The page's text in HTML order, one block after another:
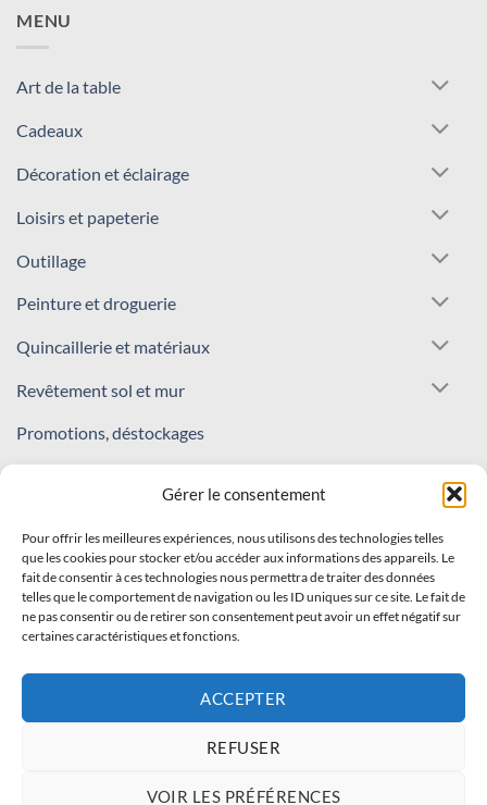
Gérer le consentement
Pour offrir les meilleures expériences, nous utilisons des technologies telles
que les cookies pour stocker et/ou accéder aux informations des appareils. Le
fait de consentir à ces technologies nous permettra de traiter des données
telles que le comportement de navigation ou les ID uniques sur ce site. Le fait de
ne pas consentir ou de retirer son consentement peut avoir un effet négatif sur
certaines caractéristiques et fonctions.
ACCEPTER
REFUSER
VOIR LES PRÉFÉRENCES
MENU
Art de la table
Cadeaux
Décoration et éclairage
Loisirs et papeterie
Outillage
Peinture et droguerie
Quincaillerie et matériaux
Revêtement sol et mur
Promotions, déstockages
REJOIGNEZ NOTRE COMMUNAUTÉ !
Inscrivez-vous à notre newsletter
Recevez nos offres et nouveautés en avant-première !
Stripe